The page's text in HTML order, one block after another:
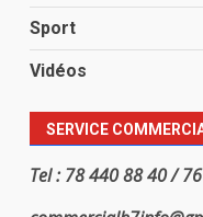
Sport
Vidéos
SERVICE
Tel : 78 440 88 40 /